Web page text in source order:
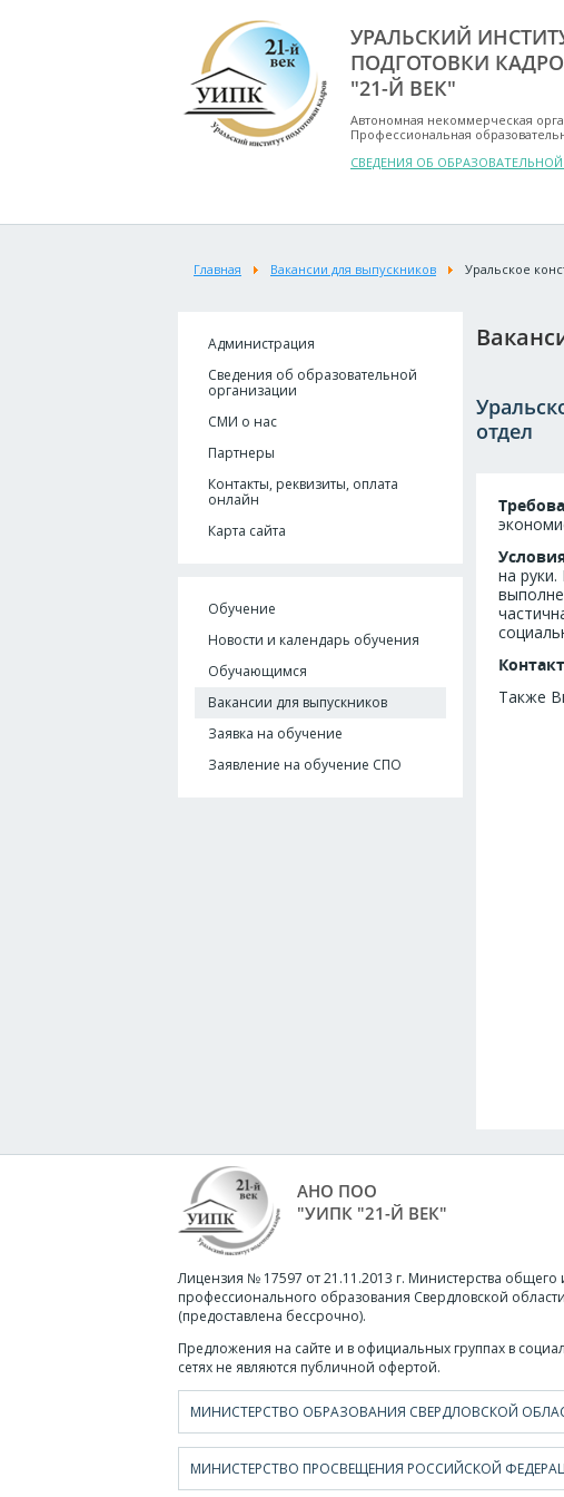
УРАЛЬСКИЙ
ПОДГОТОВКИ
"21-Й ВЕК"
Автономная некоммерческая
Профессиональная
СВЕДЕНИЯ ОБ
Главная Вакансии для выпускников Уральское
Администрация
Сведения об образовательной
организации
СМИ о нас
Партнеры
Контакты, реквизиты, оплата
онлайн
Карта сайта
Обучение
Новости и календарь обучения
Обучающимся
Вакансии для выпускников
Заявка на обучение
Заявление на обучение СПО
отдел
на
Также
АНО ПОО
"УИПК "21-Й ВЕК"
Лицензия № 17597 от 21.11.2013 г. Министерства общего
профессионального образования Свердловской области
(предоставлена бессрочно).
Предложения на сайте и в официальных группах в
сетях не являются публичной офертой.
МИНИСТЕРСТВО ОБРАЗОВАНИЯ СВЕРДЛОВСКОЙ
МИНИСТЕРСТВО ПРОСВЕЩЕНИЯ РОССИЙСКОЙ